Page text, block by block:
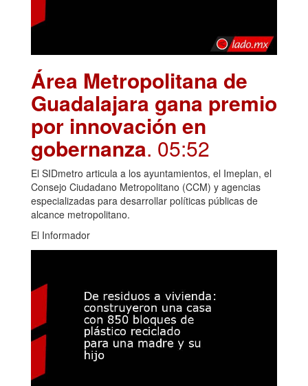
Área Metropolitana de
Guadalajara gana premio
por innovación en
gobernanza. 05:52
El SIDmetro articula a los ayuntamientos, el Imeplan, el
Consejo Ciudadano Metropolitano (CCM) y agencias
especializadas para desarrollar políticas públicas de
alcance metropolitano.
El Informador